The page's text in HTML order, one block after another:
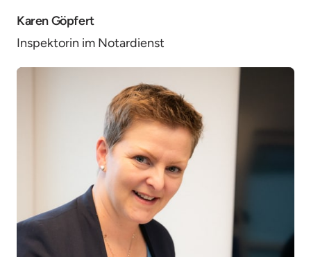
Karen Göpfert
Inspektorin im Notardienst